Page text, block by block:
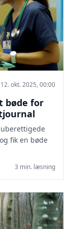
12. okt. 2025, 00:00
bøde for
fik en bøde
3 min. læsning